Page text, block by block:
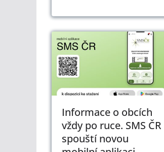
Informace o obcích
vždy po ruce. SMS ČR
spouští novou